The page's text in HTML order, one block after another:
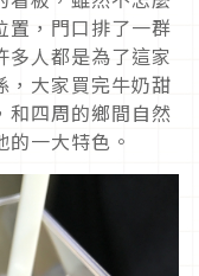
置，門口排了一群
多人都是為了這家
，大家買完牛奶甜
和四周的鄉間自然
一大特色。